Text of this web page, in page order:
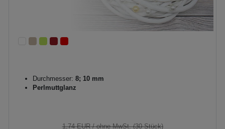
Durchmesser: 8; 10 mm
Perlmuttglanz
1,74 EUR/ ohne MwSt. (30 Stück)